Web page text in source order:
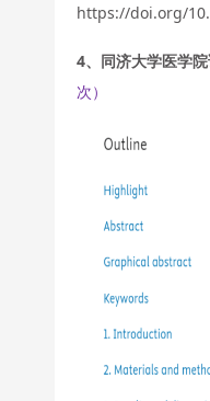
https://doi.org/
4、同济大学医学
次）